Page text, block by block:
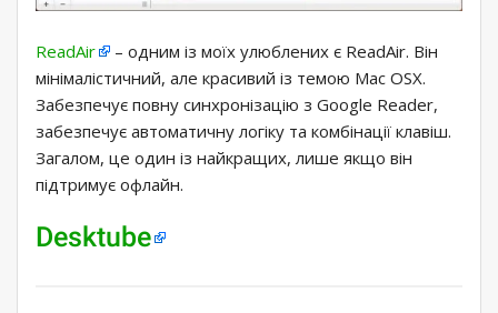
ReadAir
– одним із моїх улюблених є ReadAir. Він
мінімалістичний, але красивий із темою Mac OSX.
Забезпечує повну синхронізацію з Google Reader,
забезпечує автоматичну логіку та комбінації клавіш.
Загалом, це один із найкращих, лише якщо він
підтримує офлайн.
Desktube